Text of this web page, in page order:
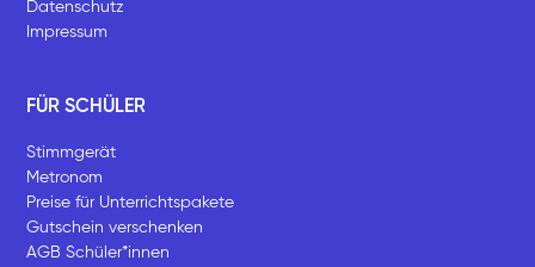
Datenschutz
Impressum
FÜR SCHÜLER
Stimmgerät
Metronom
Preise für Unterrichtspakete
Gutschein verschenken
AGB Schüler*innen